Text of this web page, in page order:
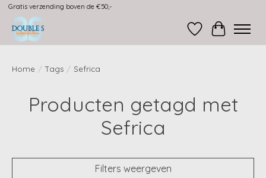
Gratis verzending boven de €50,-
Verlanglijst
Home / Tags / Sefrica
Producten getagd met
Sefrica
Filters weergeven